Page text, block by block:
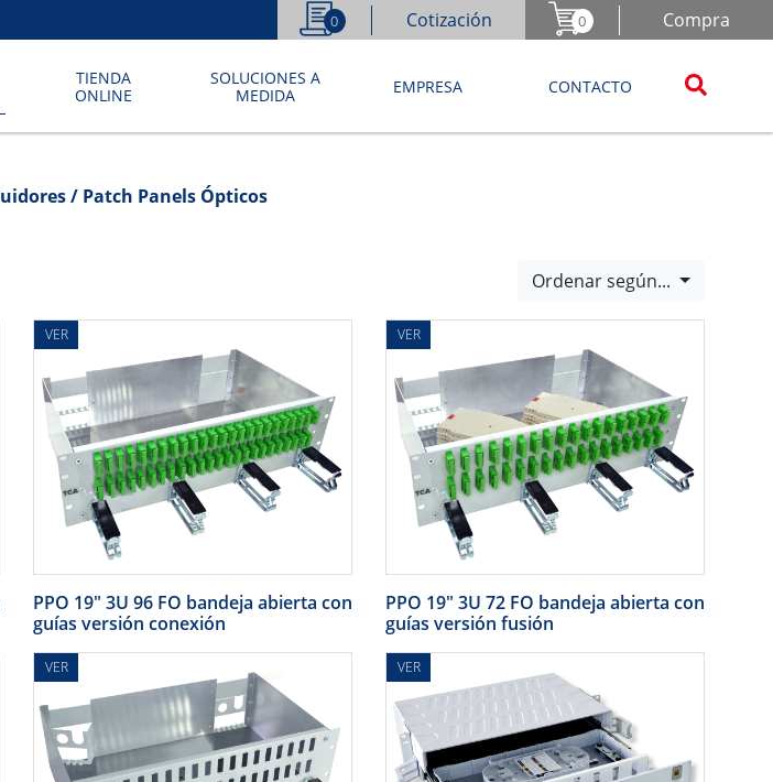
0 Compra
0 Cotización
TIENDA
ONLINE
SOLUCIONES A
MEDIDA
EMPRESA CONTACTO
/ Patch Panels Ópticos
Ordenar según...
VER
PPO 19" 3U 96 FO bandeja abierta con
guías versión conexión
VER
PPO 19" 3U 72 FO bandeja abierta con
guías versión fusión
VER VER